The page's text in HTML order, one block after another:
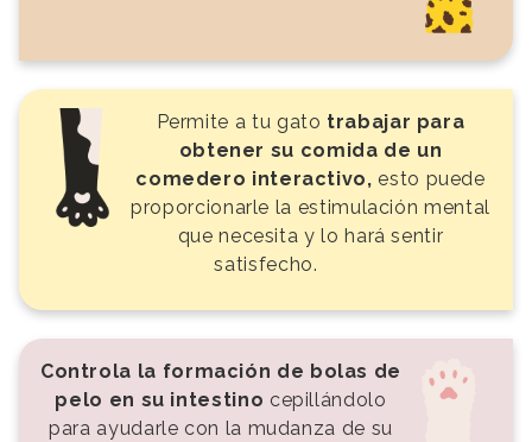
Permite a tu gato trabajar para
obtener su comida de un
comedero interactivo, esto puede
proporcionarle la estimulación mental
que necesita y lo hará sentir
satisfecho.
Controla la formación de bolas de
pelo en su intestino cepillándolo
para ayudarle con la mudanza de su